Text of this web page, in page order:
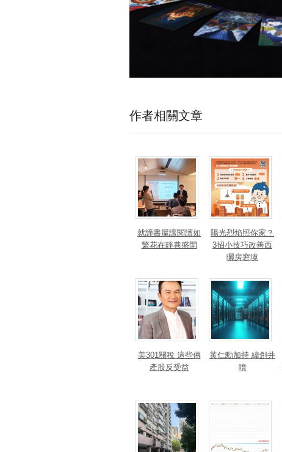
作者相關文章
就諦書屋讓閱讀如
繁花在靜巷盛開
陽光烈焰照你家？
3招小技巧改善西
曬房窘境
美301關稅 這些傳
產股反受益
黃仁勳加持 緯創井
噴